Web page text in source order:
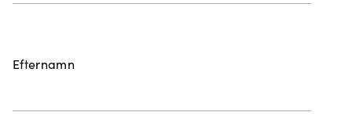
Efternamn